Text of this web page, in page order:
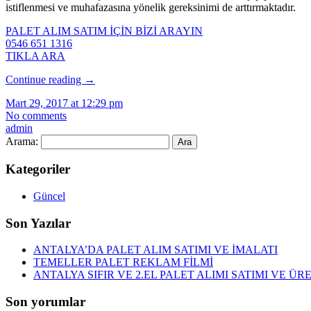
istiflenmesi ve muhafazasına yönelik gereksinimi de arttırmaktadır.
PALET ALIM SATIM İÇİN BİZİ ARAYIN
0546 651 1316
TIKLA ARA
Continue reading →
Mart 29, 2017 at 12:29 pm
No comments
admin
Arama:
Kategoriler
Güncel
Son Yazılar
ANTALYA’DA PALET ALIM SATIMI VE İMALATI
TEMELLER PALET REKLAM FİLMİ
ANTALYA SIFIR VE 2.EL PALET ALIMI SATIMI VE
Son yorumlar